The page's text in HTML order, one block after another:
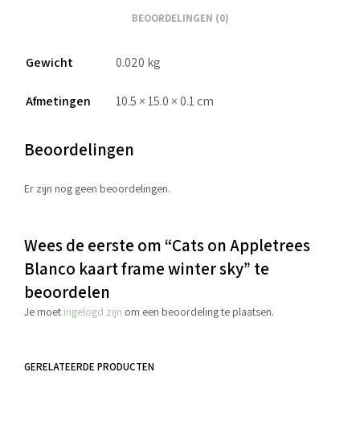
BEOORDELINGEN (0)
Gewicht 0.020 kg
Afmetingen 10.5 × 15.0 × 0.1 cm
Beoordelingen
Er zijn nog geen beoordelingen.
Wees de eerste om “Cats on Appletrees
Blanco kaart frame winter sky” te
beoordelen
Je moet ingelogd zijn om een beoordeling te plaatsen.
GERELATEERDE PRODUCTEN